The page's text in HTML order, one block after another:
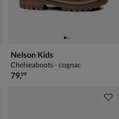
Nelson Kids
Chelseaboots - cognac
€ 79,99
79,99